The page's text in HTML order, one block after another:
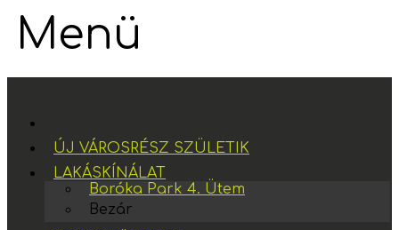
Menü
ÚJ VÁROSRÉSZ SZÜLETIK
LAKÁSKÍNÁLAT
Boróka Park 4. Ütem
Bezár